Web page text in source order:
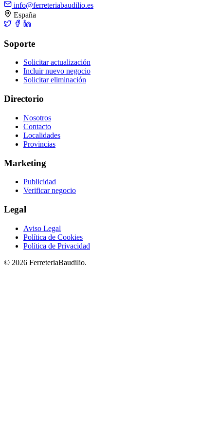
info@ferreteriabaudilio.es
España
Soporte
Solicitar actualización
Incluir nuevo negocio
Solicitar eliminación
Directorio
Nosotros
Contacto
Localidades
Provincias
Marketing
Publicidad
Verificar negocio
Legal
Aviso Legal
Política de Cookies
Política de Privacidad
© 2026 FerreteriaBaudilio.